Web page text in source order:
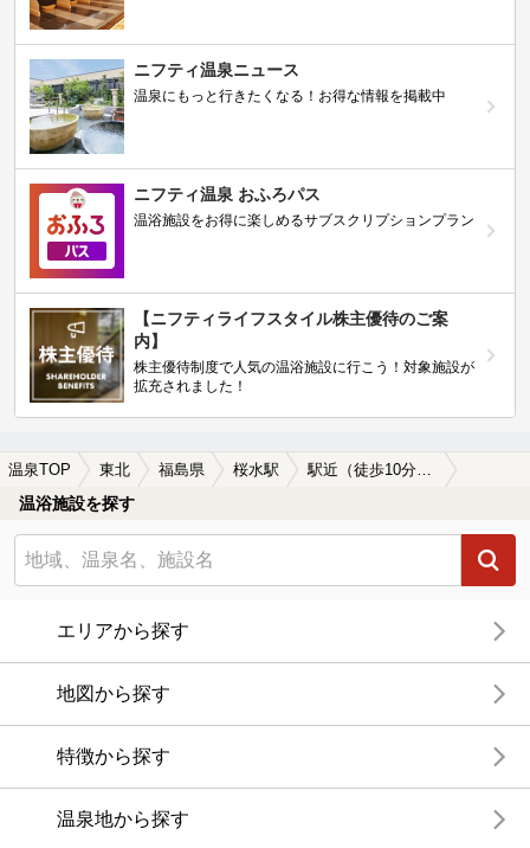
ニフティ温泉ニュース
温泉にもっと行きたくなる！お得な情報を掲載中
ニフティ温泉 おふろパス
温浴施設をお得に楽しめるサブスクリプションプラン
【ニフティライフスタイル株主優待のご案
内】
株主優待制度で人気の温浴施設に行こう！対象施設が
拡充されました！
温泉TOP 東北 福島県 桜水駅
温浴施設を探す
エリアから探す
地図から探す
特徴から探す
温泉地から探す